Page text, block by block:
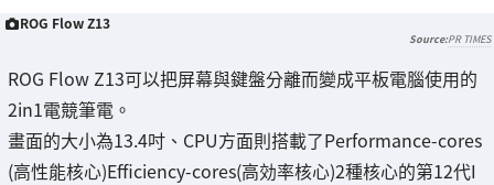
ROG Flow Z13
PR TIMES
ROG Flow Z13可以把屏幕與鍵盤分離而變成平板電腦使用的
2in1電競筆電。
畫面的大小為13.4吋、CPU方面則搭載了Performance-cores
(高性能核心)Efficiency-cores(高効率核心)2種核心的第12代I